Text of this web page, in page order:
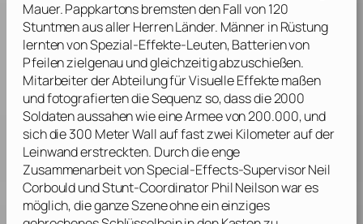
Mauer. Pappkartons bremsten den Fall von 120
Stuntmen aus aller Herren Länder. Männer in Rüstung
lernten von Spezial-Effekte-Leuten, Batterien von
Pfeilen zielgenau und gleichzeitig abzuschießen.
Mitarbeiter der Abteilung für Visuelle Effekte maßen
und fotografierten die Sequenz so, dass die 2000
Soldaten aussahen wie eine Armee von 200.000, und
sich die 300 Meter Wall auf fast zwei Kilometer auf der
Leinwand erstreckten. Durch die enge
Zusammenarbeit von Special-Effects-SupervisorNeil
Corbouldund Stunt-CoordinatorPhil Neilsonwar es
möglich, die ganze Szene ohne ein einziges